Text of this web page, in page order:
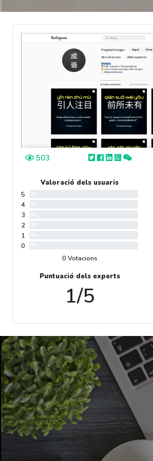
503
Valoració dels usuaris
5
4
3
2
1
0
0 Votacions
Puntuació dels experts
1/5